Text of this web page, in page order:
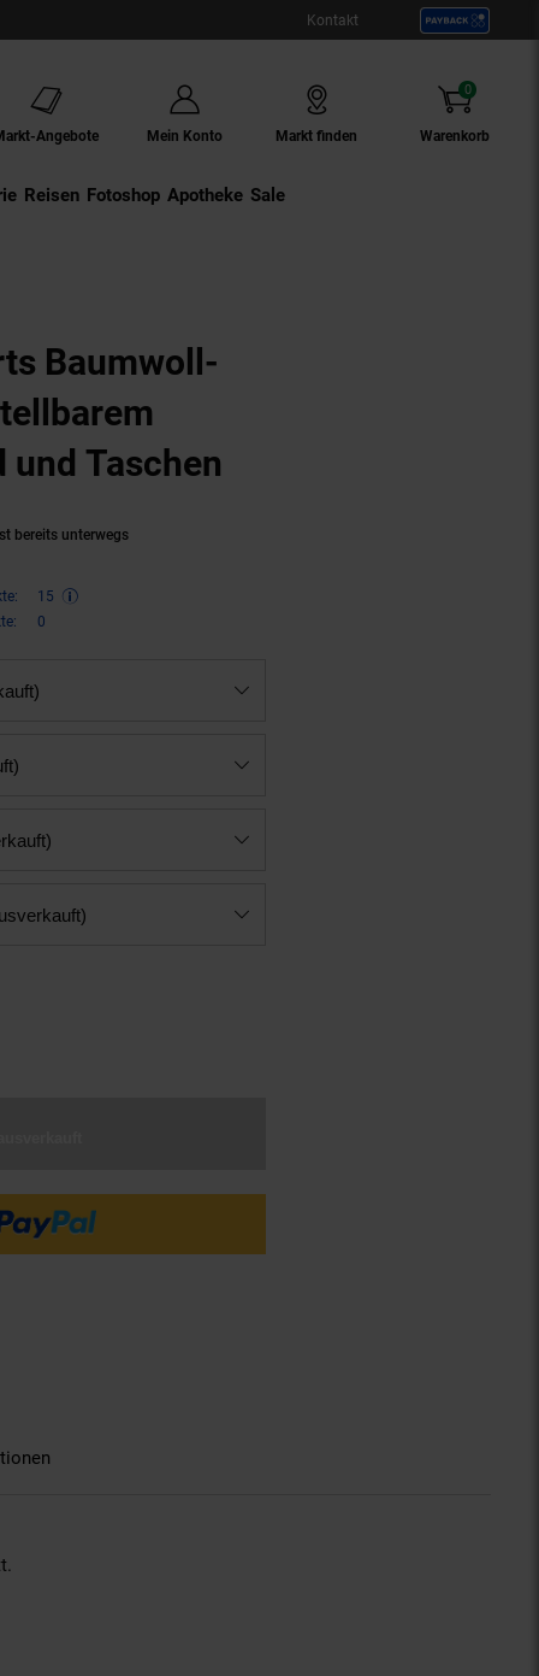
Kontakt
Angebote Mein Konto Markt finden Warenkorb
0
Artikel
Externer Link:
Reisen Externer Link:
Fotoshop Externer Link:
Apotheke Sale
Baumwoll-
Taschen
bereits unterwegs
15
0